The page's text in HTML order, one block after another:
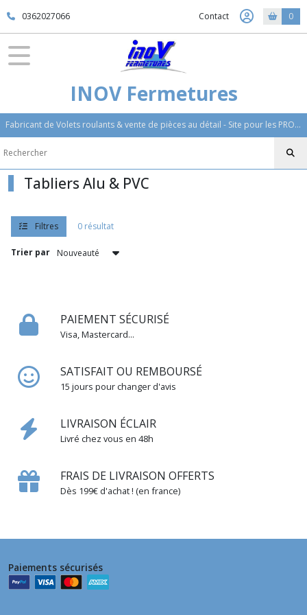
0362027066 Contact 0
INOV Fermetures
Fabricant de Volets roulants & vente de pièces au détail - Site pour les PRO de la fermeture
Tabliers Alu & PVC
Filtres 0 résultat
Trier par
PAIEMENT SÉCURISÉ
Visa, Mastercard...
SATISFAIT OU REMBOURSÉ
15 jours pour changer d'avis
LIVRAISON ÉCLAIR
Livré chez vous en 48h
FRAIS DE LIVRAISON OFFERTS
Dès 199€ d'achat ! (en france)
Fermer
FILTRES
Afficher
les
résultats
Paiements sécurisés